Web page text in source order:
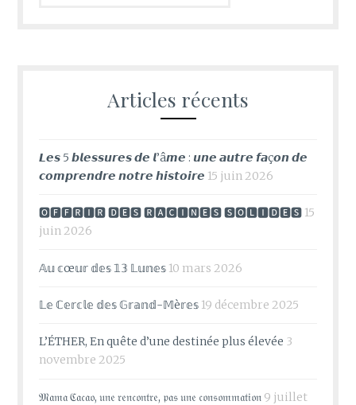
Articles récents
𝙇𝙚𝙨 5 𝙗𝙡𝙚𝙨𝙨𝙪𝙧𝙚𝙨 𝙙𝙚 𝙡’â𝙢𝙚 : 𝙪𝙣𝙚 𝙖𝙪𝙩𝙧𝙚 𝙛𝙖ç𝙤𝙣 𝙙𝙚
𝙘𝙤𝙢𝙥𝙧𝙚𝙣𝙙𝙧𝙚 𝙣𝙤𝙩𝙧𝙚 𝙝𝙞𝙨𝙩𝙤𝙞𝙧𝙚 15 juin 2026
🅾🅵🅵🆁🅸🆁 🅳🅴🆂 🆁🅰🅲🅸🅽🅴🆂 🆂🅾🅻🅸🅳🅴🆂 15
juin 2026
𝔸𝕦 𝕔œ𝕦𝕣 𝕕𝕖𝕤 𝟙𝟛 𝕃𝕦𝕟𝕖𝕤 10 mars 2026
𝕃𝕖 ℂ𝕖𝕣𝕔𝕝𝕖 𝕕𝕖𝕤 𝔾𝕣𝕒𝕟𝕕-𝕄è𝕣𝕖𝕤 19 décembre 2025
L’ÉTHER, En quête d’une destinée plus élevée 3
novembre 2025
𝔐𝔞𝔪𝔞 ℭ𝔞𝔠𝔞𝔬, 𝔲𝔫𝔢 𝔯𝔢𝔫𝔠𝔬𝔫𝔱𝔯𝔢, 𝔭𝔞𝔰 𝔲𝔫𝔢 𝔠𝔬𝔫𝔰𝔬𝔪𝔪𝔞𝔱𝔦𝔬𝔫 9 juillet